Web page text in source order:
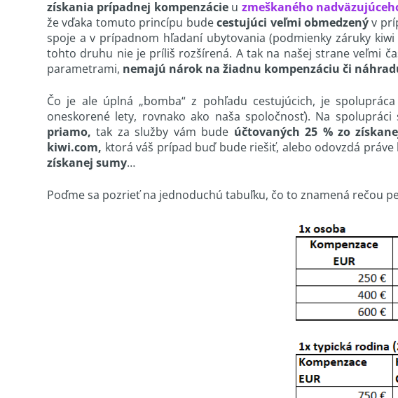
získania prípadnej kompenzácie u zmeškaného
že vďaka tomuto princípu budecestujúci veľmi obmedzenýv
spoje a v prípadnom hľadaní ubytovania (podmienky záruky
tohto druhu nie je príliš rozšírená. A tak na našej strane veľmi
parametrami, nemajú nárok na žiadnu kompenzáciu či
Čo je ale úplná „bomba“ z pohľadu cestujúcich, je
oneskorené lety, rovnako ako naša spoločnosť). Na
priamo,tak za služby vám bude účtovaných 25 % zo
kiwi.com, ktorá váš prípad buď bude riešiť, alebo odovzdá
získanej sumy…
Poďme sa pozrieť na jednoduchú tabuľku, čo to znamená rečou